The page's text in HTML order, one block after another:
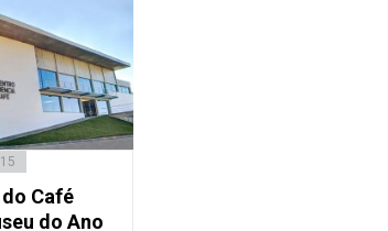
Café
do Ano